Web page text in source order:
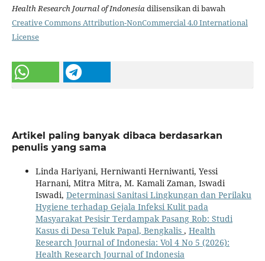
Health Research Journal of Indonesiadilisensikan di bawah
Creative Commons Attribution-NonCommercial 4.0 International
License
Artikel paling banyak dibaca berdasarkan
penulis yang sama
Linda Hariyani, Herniwanti Herniwanti, Yessi
Harnani, Mitra Mitra, M. Kamali Zaman, Iswadi
Iswadi, Determinasi Sanitasi Lingkungan dan Perilaku
Hygiene terhadap Gejala Infeksi Kulit pada
Masyarakat Pesisir Terdampak Pasang Rob: Studi
Kasus di Desa Teluk Papal, Bengkalis , Health
Research Journal of Indonesia: Vol 4 No 5 (2026):
Health Research Journal of Indonesia